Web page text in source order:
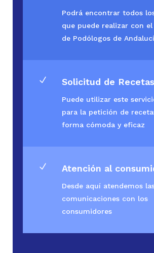
Podrá encontrar todos
que puede realizar con el
de Podólogos de
N Solicitud de Recetas
Puede utilizar este
para la petición de
forma cómoda y eficaz
N Atención al
Desde aquí atendemos
comunicaciones con los
consumidores